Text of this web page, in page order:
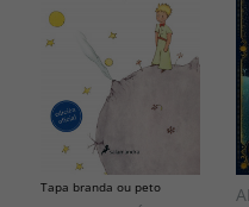
Tapa branda ou peto